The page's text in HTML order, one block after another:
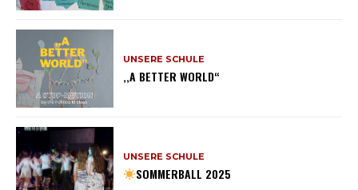
UNSERE SCHULE
,,A BETTER WORLD“
UNSERE SCHULE
SOMMERBALL 2025